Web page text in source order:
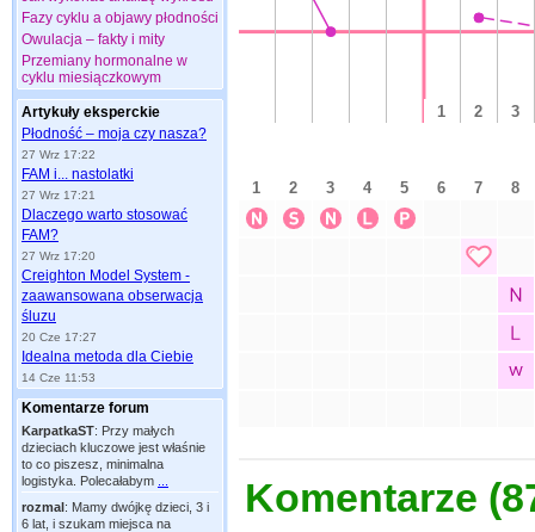
Fazy cyklu a objawy płodności
Owulacja – fakty i mity
Przemiany hormonalne w
cyklu miesiączkowym
Artykuły eksperckie
Płodność – moja czy nasza?
27 Wrz 17:22
FAM i... nastolatki
27 Wrz 17:21
Dlaczego warto stosować
FAM?
27 Wrz 17:20
Creighton Model System -
zaawansowana obserwacja
śluzu
20 Cze 17:27
Idealna metoda dla Ciebie
14 Cze 11:53
Komentarze forum
KarpatkaST: Przy małych
dzieciach kluczowe jest właśnie
to co piszesz, minimalna
logistyka. Polecałabym
rozmal: Mamy dwójkę dzieci, 3 i
6 lat, i szukam miejsca na
Komentarze (